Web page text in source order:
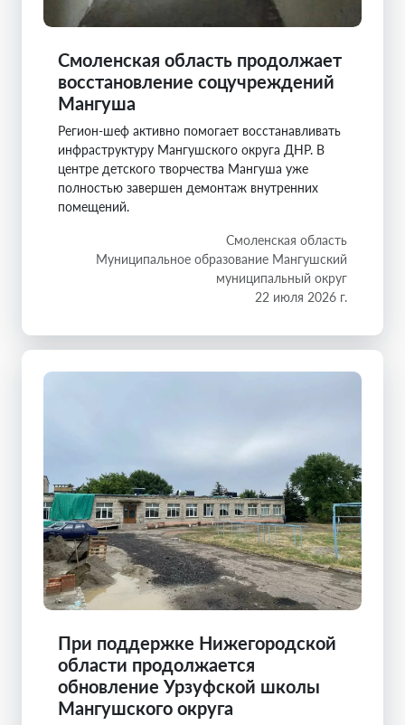
Смоленская область продолжает
восстановление соцучреждений
Мангуша
Регион-шеф активно помогает восстанавливать
инфраструктуру Мангушского округа ДНР. В
центре детского творчества Мангуша уже
полностью завершен демонтаж внутренних
помещений.
Смоленская область
Муниципальное образование Мангушский
муниципальный округ
22 июля 2026 г.
При поддержке Нижегородской
области продолжается
обновление Урзуфской школы
Мангушского округа